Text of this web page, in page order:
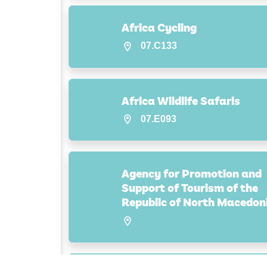
Africa Cycling
07.C133
Africa Wildlife Safaris
07.E093
Agency for Promotion and
Support of Tourism of the
Republic of North